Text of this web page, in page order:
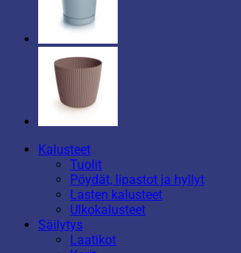
Kalusteet
Tuolit
Pöydät, lipastot ja hyllyt
Lasten kalusteet
Ulkokalusteet
Säilytys
Laatikot